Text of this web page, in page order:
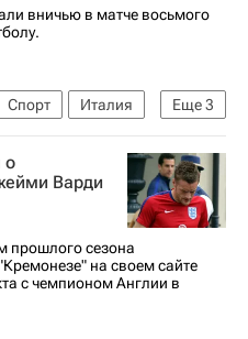
вничью в матче восьмого
Еще3
Спорт
Италия
о
Варди
прошлого сезона
на своем сайте
с чемпионом Англии в